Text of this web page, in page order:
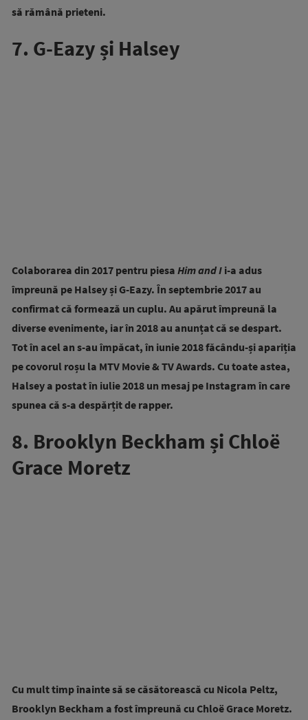
să rămână prieteni.
7. G-Eazy și Halsey
Colaborarea din 2017 pentru piesa Him and I i-a adus
împreună pe Halsey și G-Eazy. În septembrie 2017 au
confirmat că formează un cuplu. Au apărut împreună la
diverse evenimente, iar în 2018 au anunțat că se despart.
Tot în acel an s-au împăcat, în iunie 2018 făcându-și apariția
pe covorul roșu la MTV Movie & TV Awards. Cu toate astea,
Halsey a postat în iulie 2018 un mesaj pe Instagram în care
spunea că s-a despărțit de rapper.
8. Brooklyn Beckham și Chloë
Grace Moretz
Cu mult timp înainte să se căsătorească cu Nicola Peltz,
Brooklyn Beckham a fost împreună cu Chloë Grace Moretz.